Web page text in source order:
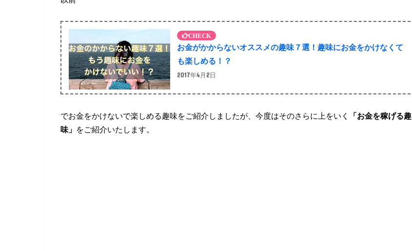
お金がかからないオススメの趣味７選！趣味にお金をかけなくて
も楽しめる！？
2017年4月2日
でお金をかけないで楽しめる趣味をご紹介しましたが、今度はそのさらに上をいく
「お金を稼げる趣
味」 をご紹介いたします。